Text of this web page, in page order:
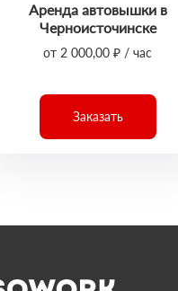
Аренда автовышки в
Черноисточинске
от 2 000,00 ₽ / час
Заказать